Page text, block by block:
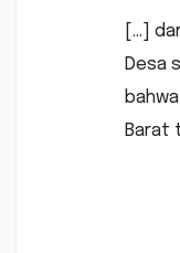
[…]
Desa
Barat